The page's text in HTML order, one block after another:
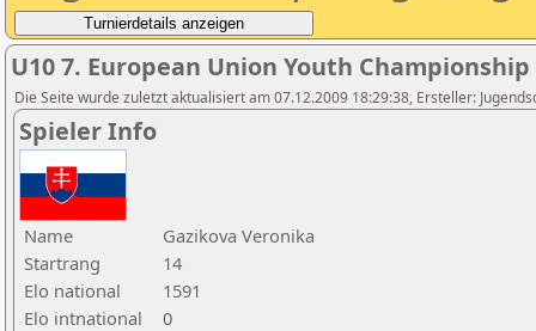
U10 7. European Union Youth Championship
Die Seite wurde zuletzt aktualisiert am 07.12.2009 18:29:38, Ersteller:
Spieler Info
Name
Gazikova Veronika
Startrang
14
Elo national
1591
Elo intnational
0